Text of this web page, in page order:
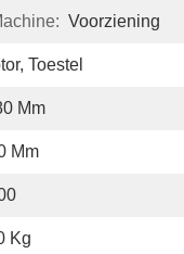
Voorziening
Toestel
Mm
Mm
Kg